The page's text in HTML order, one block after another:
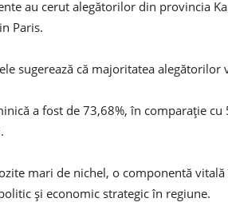
au cerut alegătorilor din provincia
Paris.
sugerează că majoritatea
a fost de 73,68%, în comparație
mari de nichel, o componentă
și economic strategic în regiune.